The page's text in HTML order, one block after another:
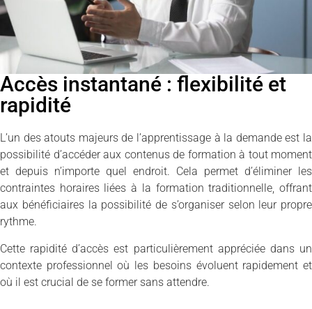
Accès instantané : flexibilité et
rapidité
L’un des atouts majeurs de l’apprentissage à la demande est la
possibilité d’accéder aux contenus de formation à tout moment
et depuis n’importe quel endroit. Cela permet d’éliminer les
contraintes horaires liées à la formation traditionnelle, offrant
aux bénéficiaires la possibilité de s’organiser selon leur propre
rythme.
Cette rapidité d’accès est particulièrement appréciée dans un
contexte professionnel où les besoins évoluent rapidement et
où il est crucial de se former sans attendre.